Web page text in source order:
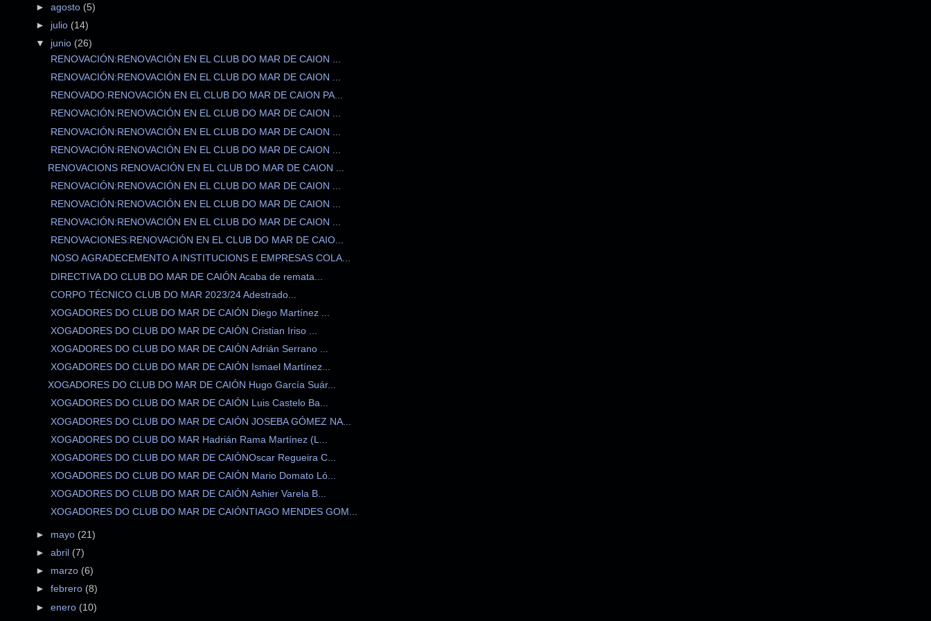
►agosto (5)
► julio (14)
▼ junio (26)
RENOVACIÓN:RENOVACIÓN EN EL CLUB DO MAR DE CAION ...
RENOVACIÓN:RENOVACIÓN EN EL CLUB DO MAR DE CAION ...
RENOVADO:RENOVACIÓN EN EL CLUB DO MAR DE CAION PA...
RENOVACIÓN:RENOVACIÓN EN EL CLUB DO MAR DE CAION ...
RENOVACIÓN:RENOVACIÓN EN EL CLUB DO MAR DE CAION ...
RENOVACIÓN:RENOVACIÓN EN EL CLUB DO MAR DE CAION ...
RENOVACIONS RENOVACIÓN EN EL CLUB DO MAR DE CAION ...
RENOVACIÓN:RENOVACIÓN EN EL CLUB DO MAR DE CAION ...
RENOVACIÓN:RENOVACIÓN EN EL CLUB DO MAR DE CAION ...
RENOVACIÓN:RENOVACIÓN EN EL CLUB DO MAR DE CAION ...
RENOVACIONES:RENOVACIÓN EN EL CLUB DO MAR DE CAIO...
NOSO AGRADECEMENTO A INSTITUCIONS E EMPRESAS COLA...
DIRECTIVA DO CLUB DO MAR DE CAIÓN Acaba de remata...
CORPO TÉCNICO CLUB DO MAR 2023/24 Adestrado...
XOGADORES DO CLUB DO MAR DE CAIÓN Diego Martínez ...
XOGADORES DO CLUB DO MAR DE CAIÓN Cristian Iriso ...
XOGADORES DO CLUB DO MAR DE CAIÓN Adrián Serrano ...
XOGADORES DO CLUB DO MAR DE CAIÓN Ismael Martínez...
XOGADORES DO CLUB DO MAR DE CAIÓN Hugo García Suár...
XOGADORES DO CLUB DO MAR DE CAIÓN Luis Castelo Ba...
XOGADORES DO CLUB DO MAR DE CAIÓN JOSEBA GÓMEZ NA...
XOGADORES DO CLUB DO MAR Hadrián Rama Martínez (L...
XOGADORES DO CLUB DO MAR DE CAIÓNOscar Regueira C...
XOGADORES DO CLUB DO MAR DE CAIÓN Mario Domato Ló...
XOGADORES DO CLUB DO MAR DE CAIÓN Ashier Varela B...
XOGADORES DO CLUB DO MAR DE CAIÓNTIAGO MENDES GOM...
► mayo (21)
►abril (7)
► marzo (6)
►febrero (8)
►enero (10)